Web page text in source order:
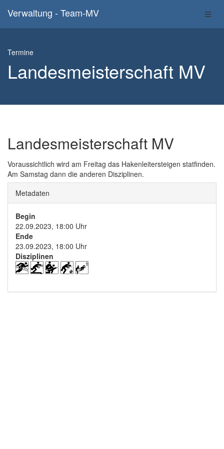
Verwaltung - Team-MV
Termine
Landesmeisterschaft MV
Landesmeisterschaft MV
Voraussichtlich wird am Freitag das Hakenleitersteigen statfinden.
Am Samstag dann die anderen Disziplinen.
Metadaten
Begin
22.09.2023, 18:00 Uhr
Ende
23.09.2023, 18:00 Uhr
Disziplinen